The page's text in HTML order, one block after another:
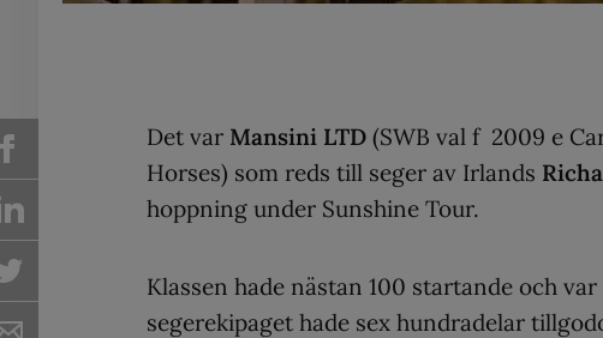
Det var Mansini LTD (SWB val f 2009 e
Horses) som reds till seger av Irlands
hoppning under Sunshine Tour.
Klassen hade nästan 100 startande och
segerekipaget hade sex hundradelar